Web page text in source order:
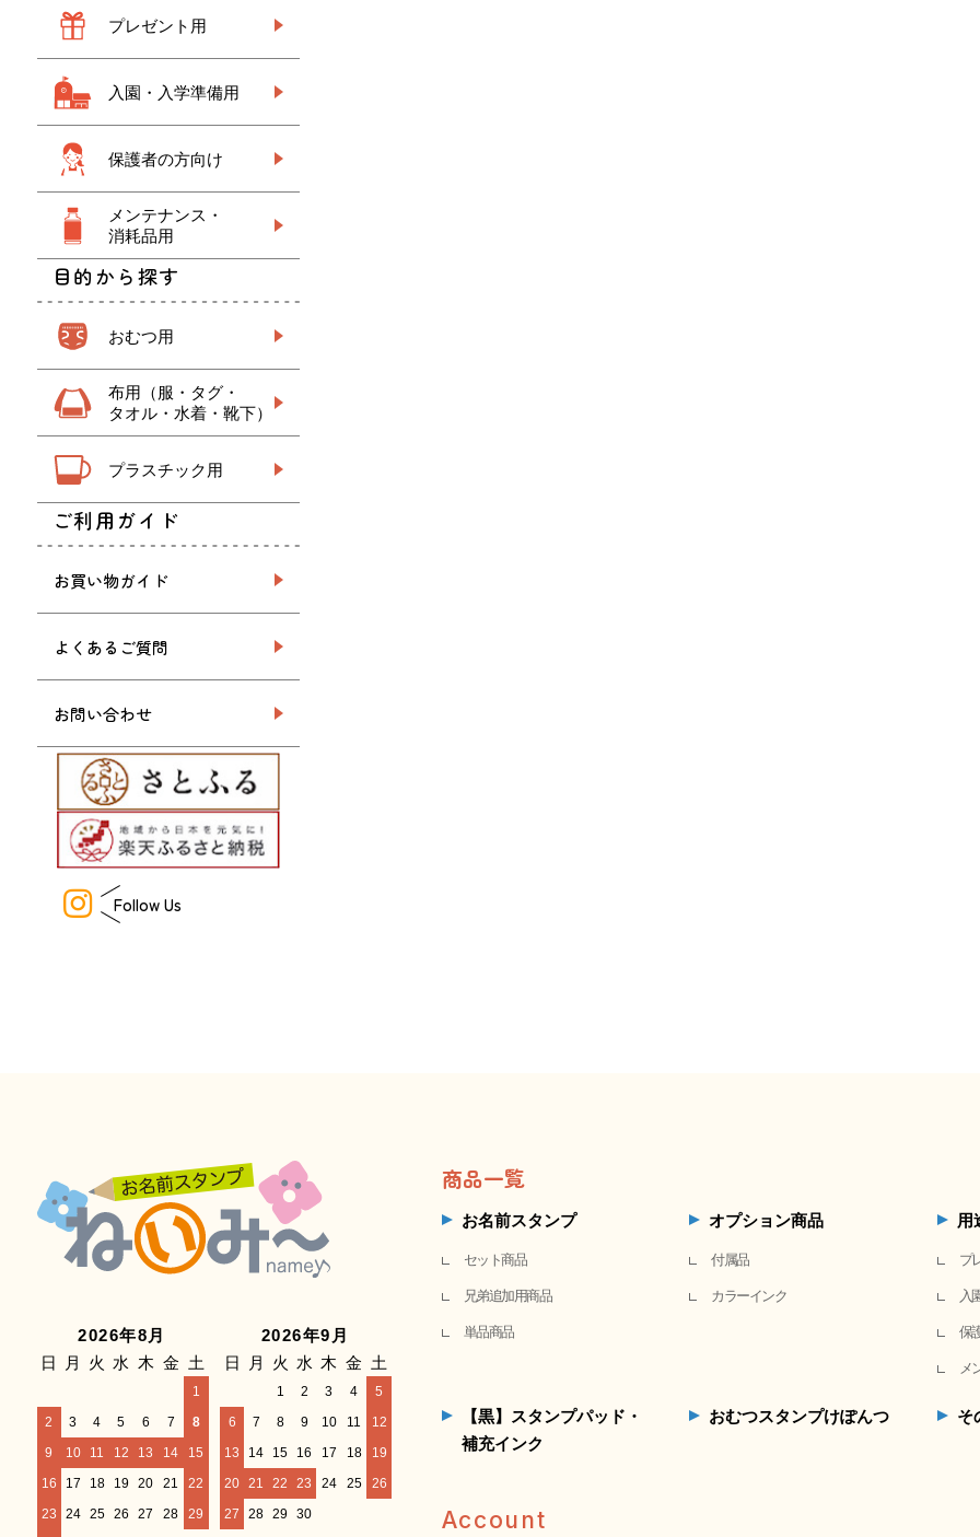
プレゼント用
入園・入学準備用
保護者の方向け
メンテナンス・
消耗品用
目的から探す
おむつ用
布用（服・タグ・
タオル・水着・靴下）
プラスチック用
ご利用ガイド
お買い物ガイド
よくあるご質問
お問い合わせ
Follow Us
2026年8月
日
月 火 水 木 金 土
1
2
3 4 5 6 7
8
9
10 11 12 13 14
15
16
17 18 19 20 21
22
23
24 25 26 27 28
29
2026年9月
日
月 火 水 木 金 土
1 2 3 4
5
6
7 8 9 10 11
12
13
14 15 16 17 18
19
20 21 22 23 24 25
26
27
28 29 30
商品一覧
お名前スタンプ
セット商品
兄弟追加用商品
単品商品
オプション商品
付属品
カラーインク
用
プ
入
保
メ
【黒】スタンプパッド・
補充インク
おむつスタンプけぽんつ そ
Account